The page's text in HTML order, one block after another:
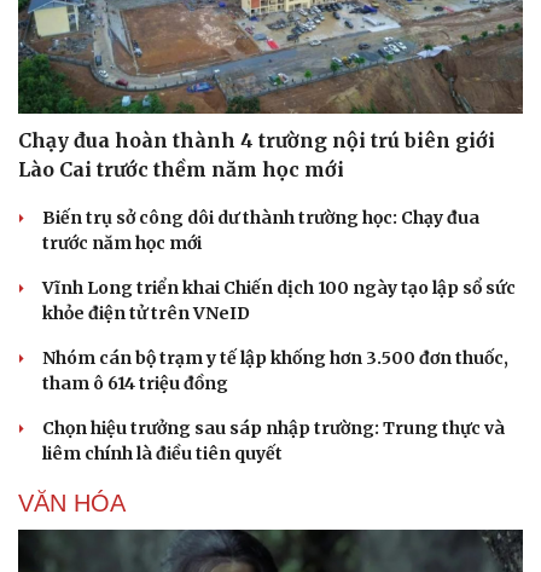
Chạy đua hoàn thành 4 trường nội trú biên giới
Lào Cai trước thềm năm học mới
Biến trụ sở công dôi dư thành trường học: Chạy đua
trước năm học mới
Vĩnh Long triển khai Chiến dịch 100 ngày tạo lập sổ sức
khỏe điện tử trên VNeID
Nhóm cán bộ trạm y tế lập khống hơn 3.500 đơn thuốc,
tham ô 614 triệu đồng
Chọn hiệu trưởng sau sáp nhập trường: Trung thực và
liêm chính là điều tiên quyết
VĂN HÓA